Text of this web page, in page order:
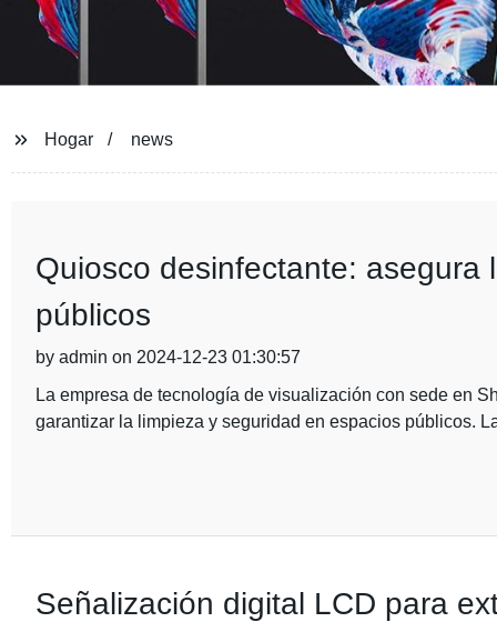
Hogar news
Quiosco desinfectante: asegura
públicos
by admin on 2024-12-23 01:30:57
La empresa de tecnología de visualización con sede en
garantizar la limpieza y seguridad en espacios públicos.
Señalización digital LCD para